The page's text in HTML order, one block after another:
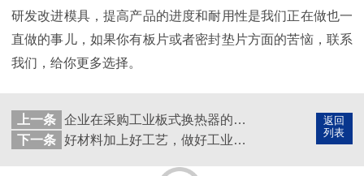
研发改进模具，提高产品的进度和耐用性是我们正在做也一
直做的事儿，如果你有板片或者密封垫片方面的苦恼，联系
我们，给你更多选择。
返回
列表
上一条
企业在采购工业板式换热器的时候应该考虑哪些因素
下一条
好材料加上好工艺，做好工业用的板式换热器